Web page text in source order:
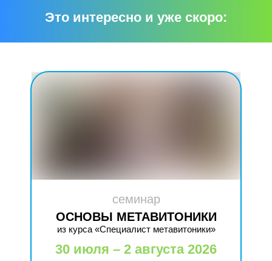
Это интересно и уже скоро:
семинар
ОСНОВЫ МЕТАВИТОНИКИ
из курса «Специалист метавитоники»
30 июля – 2 августа 2026